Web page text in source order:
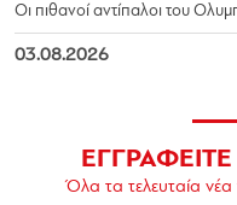
Οι πιθανοί αντίπαλοι του
03.08.2026
ΕΓΓΡΑΦΕΙΤΕ
Όλα τα τελευταία